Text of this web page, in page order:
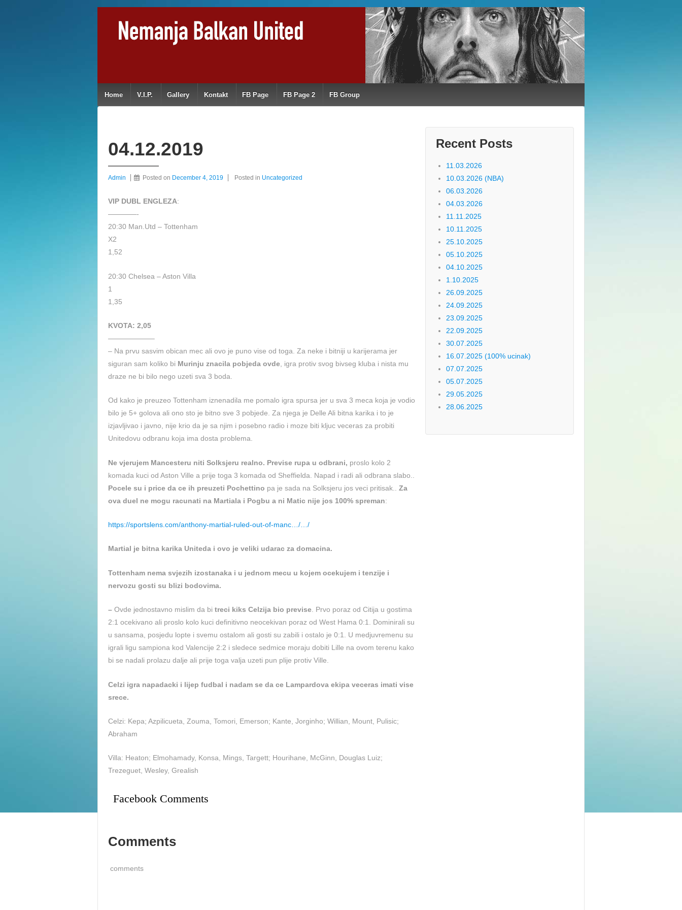
Home V.I.P. Gallery Kontakt FB Page FB Page 2 FB Group
04.12.2019
Admin Posted on December 4, 2019 Posted in Uncategorized
VIP DUBL ENGLEZA:
————-
20:30 Man.Utd – Tottenham
X2
1,52
20:30 Chelsea – Aston Villa
1
1,35
KVOTA: 2,05
——————–
– Na prvu sasvim obican mec ali ovo je puno vise od toga. Za neke i bitniji u karijerama jer
siguran sam koliko bi Murinju znacila pobjeda ovde , igra protiv svog bivseg kluba i nista mu
draze ne bi bilo nego uzeti sva 3 boda.
Od kako je preuzeo Tottenham iznenadila me pomalo igra spursa jer u sva 3 meca koja je vodio
bilo je 5+ golova ali ono sto je bitno sve 3 pobjede. Za njega je Delle Ali bitna karika i to je
izjavljivao i javno, nije krio da je sa njim i posebno radio i moze biti kljuc veceras za probiti
Unitedovu odbranu koja ima dosta problema.
Ne vjerujem Mancesteru niti Solksjeru realno. Previse rupa u odbrani, proslo kolo 2
komada kuci od Aston Ville a prije toga 3 komada od Sheffielda. Napad i radi ali odbrana slabo..
Pocele su i price da ce ih preuzeti Pochettino pa je sada na Solksjeru jos veci pritisak.. Za
ova duel ne mogu racunati na Martiala i Pogbu a ni Matic nije jos 100% spreman:
https://sportslens.com/anthony-martial-ruled-out-of-manc…/…/
Martial je bitna karika Uniteda i ovo je veliki udarac za domacina.
Tottenham nema svjezih izostanaka i u jednom mecu u kojem ocekujem i tenzije i
nervozu gosti su blizi bodovima.
– Ovde jednostavno mislim da bi treci kiks Celzija bio previse. Prvo poraz od Citija u gostima
2:1 ocekivano ali proslo kolo kuci definitivno neocekivan poraz od West Hama 0:1. Dominirali su
u sansama, posjedu lopte i svemu ostalom ali gosti su zabili i ostalo je 0:1. U medjuvremenu su
igrali ligu sampiona kod Valencije 2:2 i sledece sedmice moraju dobiti Lille na ovom terenu kako
bi se nadali prolazu dalje ali prije toga valja uzeti pun plije protiv Ville.
Celzi igra napadacki i lijep fudbal i nadam se da ce Lampardova ekipa veceras imati vise
srece.
Celzi: Kepa; Azpilicueta, Zouma, Tomori, Emerson; Kante, Jorginho; Willian, Mount, Pulisic;
Abraham
Villa: Heaton; Elmohamady, Konsa, Mings, Targett; Hourihane, McGinn, Douglas Luiz;
Trezeguet, Wesley, Grealish
Facebook Comments
Comments
comments
Recent Posts
11.03.2026
10.03.2026 (NBA)
06.03.2026
04.03.2026
11.11.2025
10.11.2025
25.10.2025
05.10.2025
04.10.2025
1.10.2025
26.09.2025
24.09.2025
23.09.2025
22.09.2025
30.07.2025
16.07.2025 (100% ucinak)
07.07.2025
05.07.2025
29.05.2025
28.06.2025